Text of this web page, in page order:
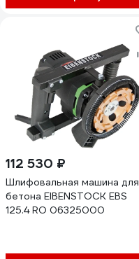
112 530 ₽
Шлифовальная машина для
бетона EIBENSTOCK EBS
125.4 RO 06325000